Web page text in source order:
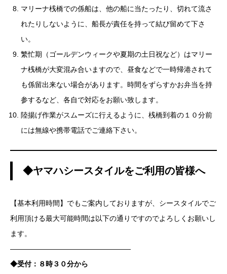
マリーナ桟橋での係船は、他の船に当たったり、切れて流さ
れたりしないように、船長が責任を持って結び留めて下さ
い。
繁忙期（ゴールデンウィークや夏期の土日祝など）はマリー
ナ桟橋が大変混み合いますので、昼食などで一時帰港されて
も係留出来ない場合があります。時間をずらすかお弁当を持
参するなど、各自で対応をお願い致します。
陸揚げ作業がスムーズに行えるように、桟橋到着の１０分前
には無線や携帯電話でご連絡下さい。
◆ヤマハシースタイルをご利用の皆様へ
【基本利用時間】でもご案内しておりますが、シースタイルでご
利用頂ける最大可能時間は以下の通りですのでよろしくお願いし
ます。
—————————————————
◆受付：８時３０分から